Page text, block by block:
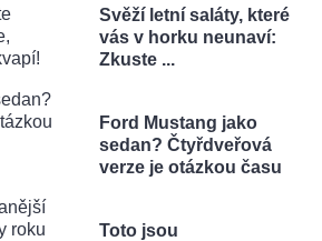
Svěží letní saláty, které
vás v horku neunaví:
Zkuste ...
Ford Mustang jako
sedan? Čtyřdveřová
verze je otázkou času
Toto jsou